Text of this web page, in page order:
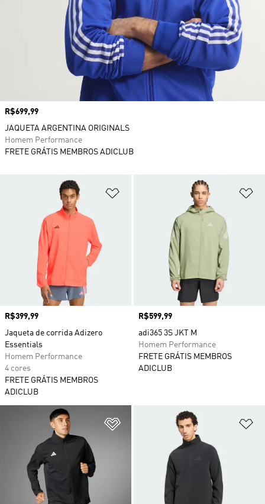
Adicionar à Lista de Desejos
Preço
R$399,99
Jaqueta de corrida Adizero
Essentials
Homem Performance
4 cores
FRETE GRÁTIS MEMBROS
ADICLUB
Preço
R$599,99
adi365 3S JKT M
Homem Performance
FRETE GRÁTIS MEMBROS
ADICLUB
Adicionar à Lista de Desejos
Preço
R$699,99
JAQUETA ARGENTINA ORIGINALS
Homem Performance
FRETE GRÁTIS MEMBROS ADICLUB